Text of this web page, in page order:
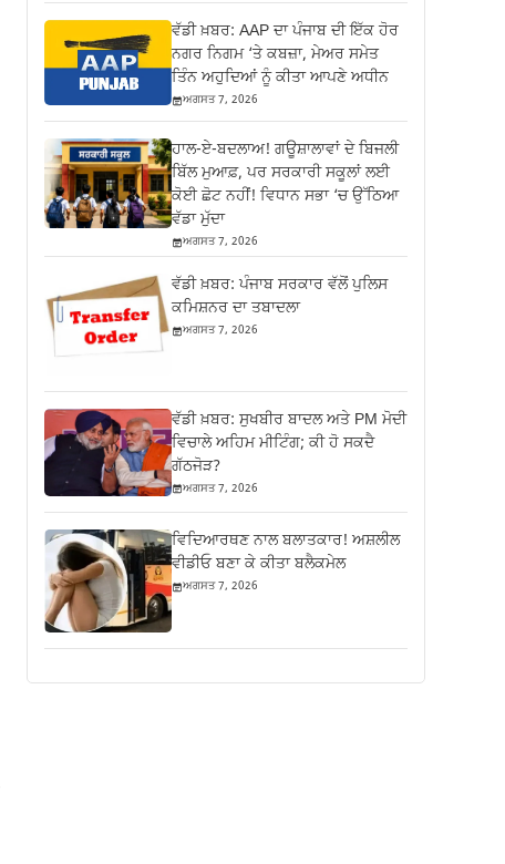
ਵੱਡੀ ਖ਼ਬਰ: AAP ਦਾ ਪੰਜਾਬ ਦੀ ਇੱਕ ਹੋਰ
ਨਗਰ ਨਿਗਮ ‘ਤੇ ਕਬਜ਼ਾ, ਮੇਅਰ ਸਮੇਤ
ਤਿੰਨ ਅਹੁਦਿਆਂ ਨੂੰ ਕੀਤਾ ਆਪਣੇ ਅਧੀਨ
ਅਗਸਤ 7, 2026
ਹਾਲ-ਏ-ਬਦਲਾਅ! ਗਊਸ਼ਾਲਾਵਾਂ ਦੇ ਬਿਜਲੀ
ਬਿੱਲ ਮੁਆਫ਼, ਪਰ ਸਰਕਾਰੀ ਸਕੂਲਾਂ ਲਈ
ਕੋਈ ਛੋਟ ਨਹੀਂ! ਵਿਧਾਨ ਸਭਾ ‘ਚ ਉੱਠਿਆ
ਵੱਡਾ ਮੁੱਦਾ
ਅਗਸਤ 7, 2026
ਵੱਡੀ ਖ਼ਬਰ: ਪੰਜਾਬ ਸਰਕਾਰ ਵੱਲੋਂ ਪੁਲਿਸ
ਕਮਿਸ਼ਨਰ ਦਾ ਤਬਾਦਲਾ
ਅਗਸਤ 7, 2026
ਵੱਡੀ ਖ਼ਬਰ: ਸੁਖਬੀਰ ਬਾਦਲ ਅਤੇ PM ਮੋਦੀ
ਵਿਚਾਲੇ ਅਹਿਮ ਮੀਟਿੰਗ; ਕੀ ਹੋ ਸਕਦੈ
ਗੱਠਜੋੜ?
ਅਗਸਤ 7, 2026
ਵਿਦਿਆਰਥਣ ਨਾਲ ਬਲਾਤਕਾਰ! ਅਸ਼ਲੀਲ
ਵੀਡੀਓ ਬਣਾ ਕੇ ਕੀਤਾ ਬਲੈਕਮੇਲ
ਅਗਸਤ 7, 2026